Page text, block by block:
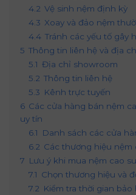
4.2 Vệ sinh nệm định kỳ
4.3 Xoay và đảo nệm
4.4 Tránh các yếu tố gây
5 Thông tin liên hệ và địa
5.1 Địa chỉ showroom
5.2 Thông tin liên hệ
5.3 Kênh trực tuyến
6 Các cửa hàng bán nệm
uy tín
6.1
Danh sách các cửa
6.2 Các thương hiệu nệm
7 Lưu ý khi mua nệm cao su
7.1 Chọn thương hiệu và
7.2 Kiểm tra thời gian bảo